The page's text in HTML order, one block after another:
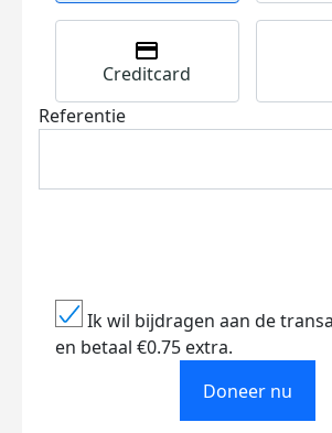
Creditcard
Referentie
Ik wil bijdragen aan de
en betaal €0.75 extra.
Doneer nu